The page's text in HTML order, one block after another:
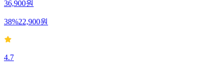
36,900원
38%22,900원
4.7